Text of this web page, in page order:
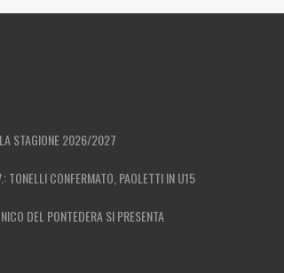
STAGIONE 2026/2027
TONELLI CONFERMATO, PAOLETTI IN U15
DEL PONTEDERA SI PRESENTA